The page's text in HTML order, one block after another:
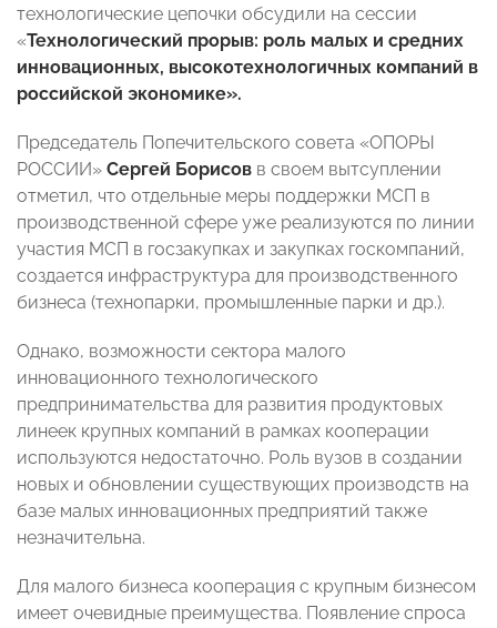
технологические цепочки обсудили на сессии
«Технологический прорыв: роль малых и средних
инновационных, высокотехнологичных компаний в
российской экономике».
Председатель Попечительского совета «ОПОРЫ
РОССИИ» Сергей Борисов в своем вытсуплении
отметил, что отдельные меры поддержки МСП в
производственной сфере уже реализуются по линии
участия МСП в госзакупках и закупках госкомпаний,
создается инфраструктура для производственного
бизнеса (технопарки, промышленные парки и др.).
Однако, возможности сектора малого
инновационного технологического
предпринимательства для развития продуктовых
линеек крупных компаний в рамках кооперации
используются недостаточно. Роль вузов в создании
новых и обновлении существующих производств на
базе малых инновационных предприятий также
незначительна.
Для малого бизнеса кооперация с крупным бизнесом
имеет очевидные преимущества. Появление спроса